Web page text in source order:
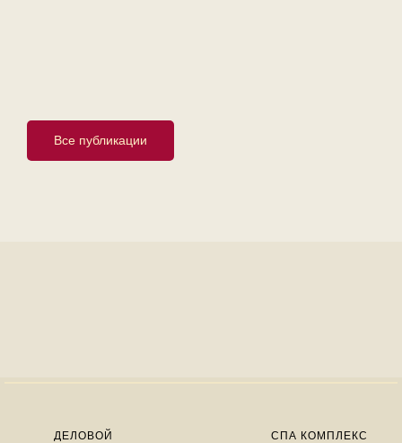
Все публикации
ДЕЛОВОЙ
СПА КОМПЛЕКС